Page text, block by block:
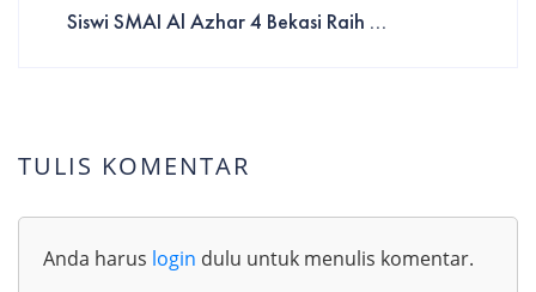
Siswi SMAI Al Azhar 4 Bekasi Raih ...
TULIS KOMENTAR
Anda harus login dulu untuk menulis komentar.